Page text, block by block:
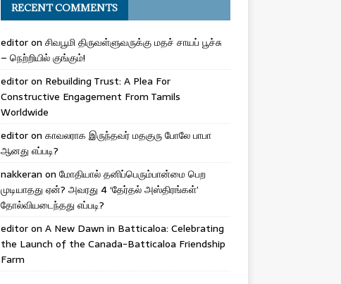
RECENT COMMENTS
editoron சிவபூமி திருவள்ளுவருக்கு மதச் சாயப் பூச்சு
– நெற்றியில் குங்கும்!
editoron Rebuilding Trust: A Plea For
Constructive Engagement From Tamils
Worldwide
editoron காவலராக இருந்தவர் மதகுரு போலே பாபா
ஆனது எப்படி?
nakkeran on மோதியால் தனிப்பெரும்பான்மை பெற
முடியாதது ஏன்? அவரது 4 ‘தேர்தல் அஸ்திரங்கள்’
தோல்வியடைந்தது எப்படி?
editoron A New Dawn in Batticaloa: Celebrating
the Launch of the Canada-Batticaloa Friendship
Farm